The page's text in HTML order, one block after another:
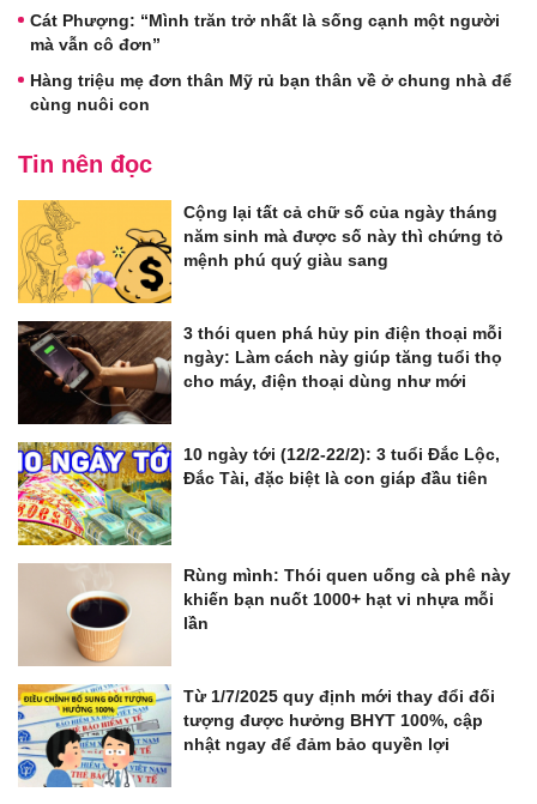
Cát Phượng: “Mình trăn trở nhất là sống cạnh một người
mà vẫn cô đơn”
Hàng triệu mẹ đơn thân Mỹ rủ bạn thân về ở chung nhà để
cùng nuôi con
Tin nên đọc
Cộng lại tất cả chữ số của ngày tháng
năm sinh mà được số này thì chứng tỏ
mệnh phú quý giàu sang
3 thói quen phá hủy pin điện thoại mỗi
ngày: Làm cách này giúp tăng tuổi thọ
cho máy, điện thoại dùng như mới
10 ngày tới (12/2-22/2): 3 tuổi Đắc Lộc,
Đắc Tài, đặc biệt là con giáp đầu tiên
Rùng mình: Thói quen uống cà phê này
khiến bạn nuốt 1000+ hạt vi nhựa mỗi
lần
Từ 1/7/2025 quy định mới thay đổi đối
tượng được hưởng BHYT 100%, cập
nhật ngay để đảm bảo quyền lợi